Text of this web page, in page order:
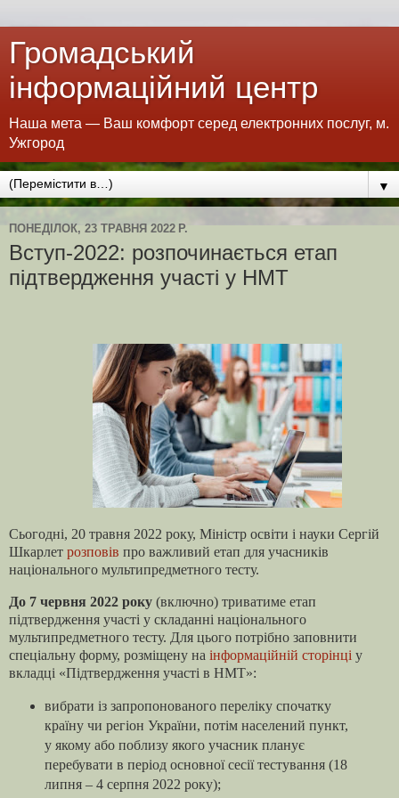
Громадський
інформаційний центр
Наша мета — Ваш комфорт серед електронних послуг, м.
Ужгород
▼
ПОНЕДІЛОК, 23 ТРАВНЯ 2022 Р.
Вступ-2022: розпочинається етап
підтвердження участі у НМТ
Сьогодні, 20 травня 2022 року, Міністр освіти і науки Сергій
Шкарлет розповів про важливий етап для учасників
національного мультипредметного тесту.
До 7 червня 2022 року (включно) триватиме етап
підтвердження участі у складанні національного
мультипредметного тесту. Для цього потрібно заповнити
спеціальну форму, розміщену на інформаційній сторінці у
вкладці «Підтвердження участі в НМТ»:
вибрати із запропонованого переліку спочатку
країну чи регіон України, потім населений пункт,
у якому або поблизу якого учасник планує
перебувати в період основної сесії тестування (18
липня – 4 серпня 2022 року);